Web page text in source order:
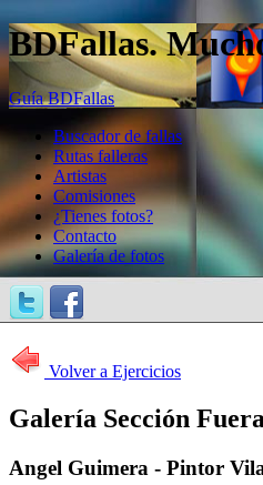
BDFallas.
Guía BDFallas
Buscador de fallas
Rutas falleras
Artistas
Comisiones
¿Tienes fotos?
Contacto
Galería de fotos
Volver a Ejercicios
Galería Sección
Angel Guimera - Pintor